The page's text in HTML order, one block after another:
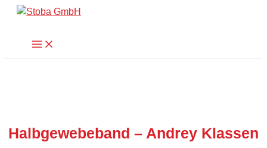
Zum
springenMain
Menu
Halbgewebeband – Andrey Klassen